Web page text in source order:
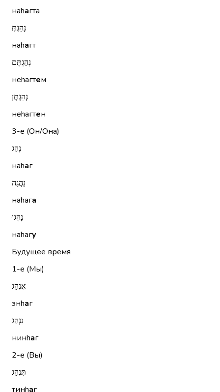
наhагта
נָהַגְתְּ
наhагт
נְהַגְתֶּם
неhагтем
נְהַגְתֶּן
неhагтен
3-е (Он/Она)
נָהַג
наhаг
נָהֲגָה
наhага
נָהֲגוּ
наhагу
Будущее время
1-е (Мы)
אֶנְהַג
энhаг
נִנְהַג
нинhаг
2-е (Вы)
תִּנְהַג
тинhаг